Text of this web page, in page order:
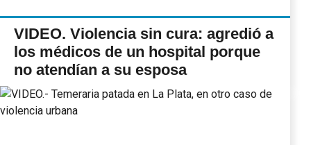
VIDEO. Violencia sin cura: agredió a
los médicos de un hospital porque
no atendían a su esposa